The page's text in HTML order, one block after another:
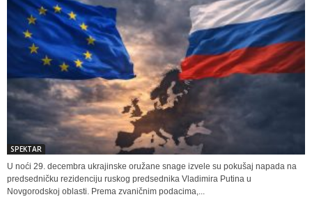
SPEKTAR
U noći 29. decembra ukrajinske oružane snage izvele su pokušaj napada na
predsedničku rezidenciju ruskog predsednika Vladimira Putina u
Novgorodskoj oblasti. Prema zvaničnim podacima,...